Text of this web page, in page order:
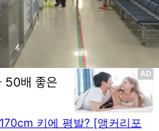
키에 평발? [앵커리포